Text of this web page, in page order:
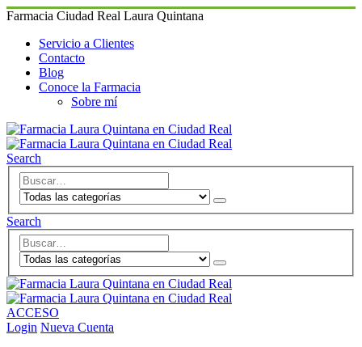
Farmacia Ciudad Real Laura Quintana
Servicio a Clientes
Contacto
Blog
Conoce la Farmacia
Sobre mí
Search
Search
ACCESO
Login Nueva Cuenta